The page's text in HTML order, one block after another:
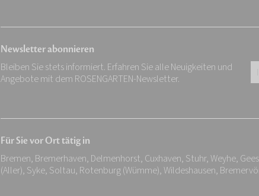
Newsletter abonnieren
Bleiben Sie stets informiert. Erfahren Sie alle Neuigkeiten und
Angebote mit dem ROSENGARTEN-Newsletter.
E-
Für Sie vor Ort tätig in
Bremen, Bremerhaven, Delmenhorst, Cuxhaven, Stuhr, Weyhe,
(Aller), Syke, Soltau, Rotenburg (Wümme), Wildeshausen,